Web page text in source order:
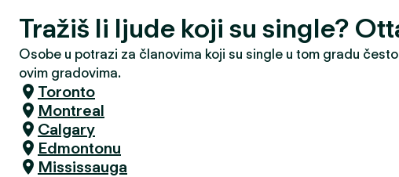
Tražiš li ljude koji su single?
Osobe u potrazi za članovima koji su single u tom gradu
ovim gradovima.
Toronto
Montreal
Calgary
Edmontonu
Mississauga